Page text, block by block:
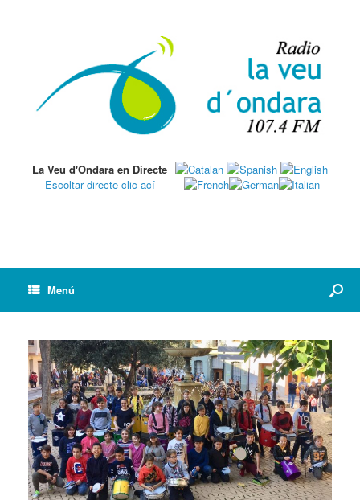
La Veu d'Ondara en Directe
Escoltar directe clic ací
Menú